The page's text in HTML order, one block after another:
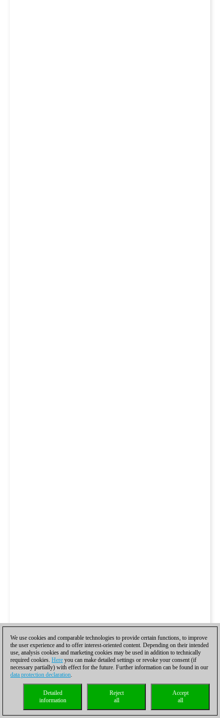
We use cookies and comparable technologies to provide certain functions, to improve
the user experience and to offer interest-oriented content. Depending on their intended
use, analysis cookies and marketing cookies may be used in addition to technically
required cookies. Here you can make detailed settings or revoke your consent (if
necessary partially) with effect for the future. Further information can be found in our
data protection declaration.
Accept
all
Reject
all
Detailed
information